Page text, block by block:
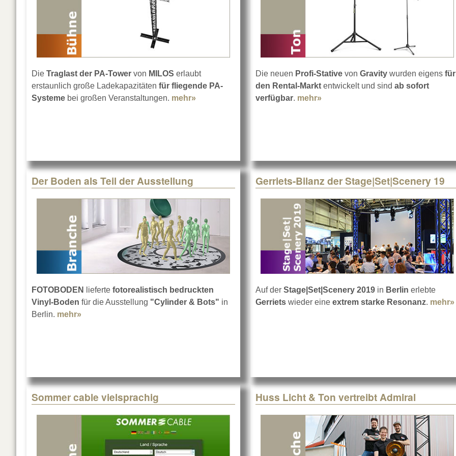
Die Traglast der PA-Tower von MILOS erlaubt
erstaunlich große Ladekapazitäten für fliegende PA-
Systeme bei großen Veranstaltungen. mehr» about MILOS kräftige Stahl-PA-Delay-Tower
Die neuen Profi-Stative von Gravity wurden eigens für
den Rental-Markt entwickelt und sind ab sofort
verfügbar. mehr»
Der Boden als Teil der Ausstellung
FOTOBODEN lieferte fotorealistisch bedruckten
Vinyl-Boden für die Ausstellung "Cylinder & Bots" in
Berlin. mehr»
Gerriets-Bilanz der Stage|Set|Scenery 19
Auf der Stage|Set|Scenery 2019 in Berlin erlebte
Gerriets wieder eine extrem starke Resonanz. mehr»
Sommer cable vielsprachig Huss Licht & Ton vertreibt Admiral